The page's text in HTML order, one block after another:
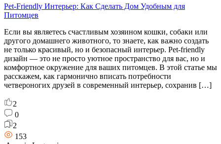
Pet-Friendly Интерьер: Как Сделать Дом Удобным для
Питомцев
Если вы являетесь счастливым хозяином кошки, собаки или
другого домашнего животного, то знаете, как важно создать
не только красивый, но и безопасный интерьер. Pet-friendly
дизайн — это не просто уютное пространство для вас, но и
комфортное окружение для ваших питомцев. В этой статье мы
расскажем, как гармонично вписать потребности
четвероногих друзей в современный интерьер, сохранив […]
2
0
2
153